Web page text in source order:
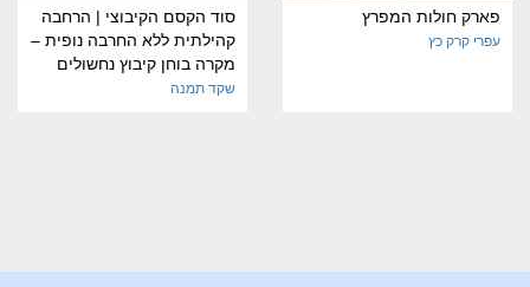
פארק חולות המפרץ
עפרי קרק כץ
סוד הקסם הקיבוצי | הרחבה
קהילתית ללא החרבה נופית –
מקרה בוחן קיבוץ נחשולים
שקד תמנה